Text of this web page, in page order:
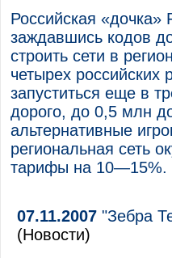
Российская
заждавшись кодов
строить сети в
четырех российских
запуститься еще в
дорого, до 0,5 млн
альтернативные
региональная сеть
тарифы на 10—15%.
07.11.2007 "Зебра
(Новости)